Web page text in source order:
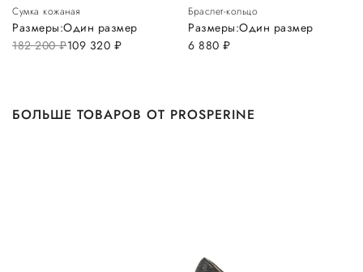
Сумка кожаная
182 200руб.109 320 руб.
Размеры:Один размер
Браслет-кольцо
6 880руб.
Размеры:Один размер
БОЛЬШЕ ТОВАРОВ ОТ PROSPERINE